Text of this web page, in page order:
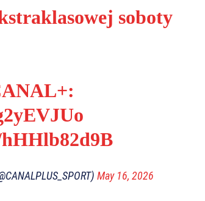
soboty
May 16, 2026